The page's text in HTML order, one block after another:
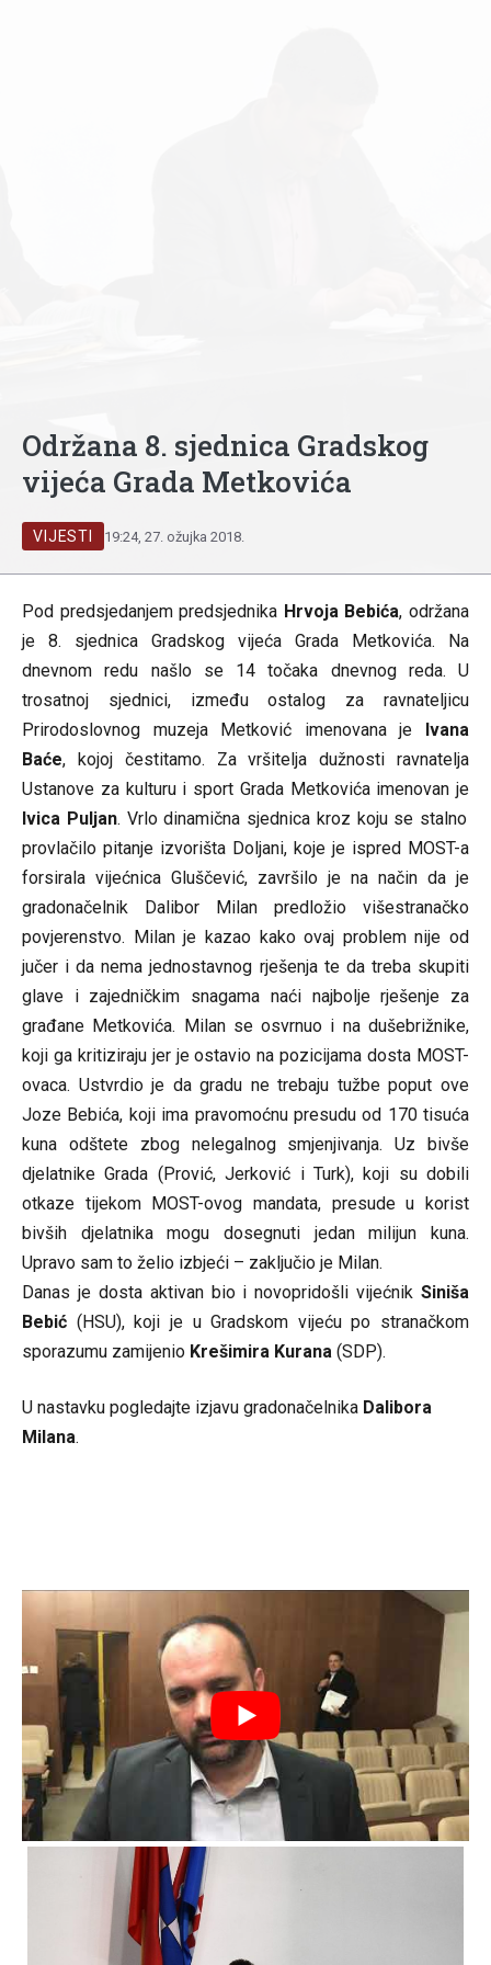
Održana 8. sjednica Gradskog
vijeća Grada Metkovića
VIJESTI 19:24, 27. ožujka 2018.
Pod predsjedanjem predsjednika Hrvoja Bebića, održana
je 8. sjednica Gradskog vijeća Grada Metkovića. Na
dnevnom redu našlo se 14 točaka dnevnog reda. U
trosatnoj sjednici, između ostalog za ravnateljicu
Prirodoslovnog muzeja Metković imenovana je Ivana
Baće, kojoj čestitamo. Za vršitelja dužnosti ravnatelja
Ustanove za kulturu i sport Grada Metkovića imenovan je
Ivica Puljan. Vrlo dinamična sjednica kroz koju se stalno
provlačilo pitanje izvorišta Doljani, koje je ispred MOST-a
forsirala vijećnica Gluščević, završilo je na način da je
gradonačelnik Dalibor Milan predložio višestranačko
povjerenstvo. Milan je kazao kako ovaj problem nije od
jučer i da nema jednostavnog rješenja te da treba skupiti
glave i zajedničkim snagama naći najbolje rješenje za
građane Metkovića. Milan se osvrnuo i na dušebrižnike,
koji ga kritiziraju jer je ostavio na pozicijama dosta MOST-
ovaca. Ustvrdio je da gradu ne trebaju tužbe poput ove
Joze Bebića, koji ima pravomoćnu presudu od 170 tisuća
kuna odštete zbog nelegalnog smjenjivanja. Uz bivše
djelatnike Grada (Prović, Jerković i Turk), koji su dobili
otkaze tijekom MOST-ovog mandata, presude u korist
bivših djelatnika mogu dosegnuti jedan milijun kuna.
Upravo sam to želio izbjeći – zaključio je Milan.
Danas je dosta aktivan bio i novopridošli vijećnik Siniša
Bebić (HSU), koji je u Gradskom vijeću po stranačkom
sporazumu zamijenio Krešimira Kurana (SDP).
U nastavku pogledajte izjavu gradonačelnika Dalibora
Milana.